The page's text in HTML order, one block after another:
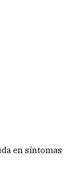
en síntomas